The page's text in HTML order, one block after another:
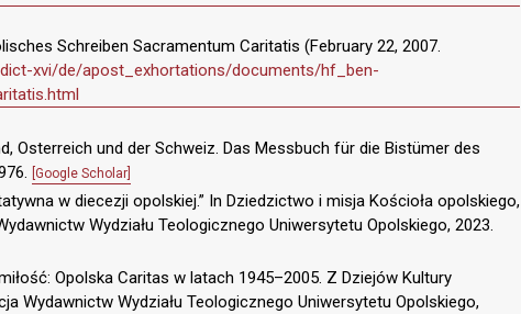
Schreiben Sacramentum Caritatis (February 22, 2007.
xvi/de/apost_exhortations/documents/hf_ben-
Osterreich und der Schweiz. Das Messbuch für die Bistümer des
[Google Scholar]
w diecezji opolskiej.” In Dziedzictwo i misja Kościoła opolskiego,
Wydziału Teologicznego Uniwersytetu Opolskiego, 2023.
Opolska Caritas w latach 1945–2005. Z Dziejów Kultury
Wydawnictw Wydziału Teologicznego Uniwersytetu Opolskiego,